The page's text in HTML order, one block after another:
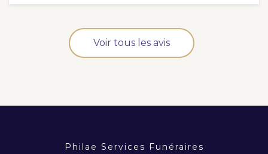
Voir tous les avis
Philae Services Funéraires